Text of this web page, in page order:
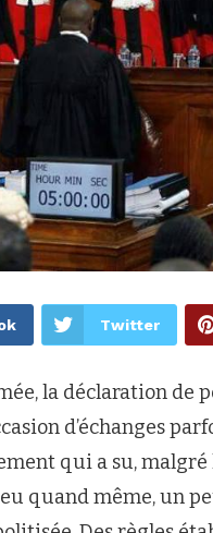
Twitter
la déclaration
d’échanges
qui a su,
eu quand même, un